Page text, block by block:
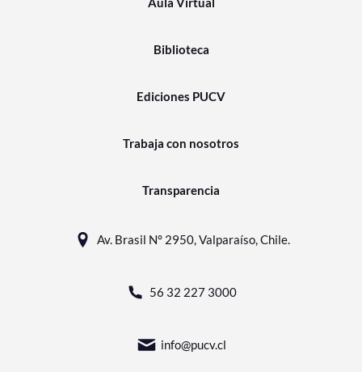
Biblioteca
Ediciones PUCV
Trabaja con nosotros
Transparencia
Av. Brasil N° 2950, Valparaíso, Chile.
56 32 227 3000
info@pucv.cl